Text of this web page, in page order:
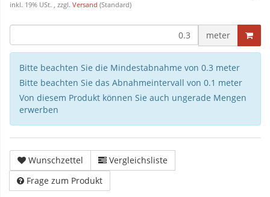
inkl. 19% USt. , zzgl. Versand (Standard)
meter
Bitte beachten Sie die Mindestabnahme von 0.3 meter
Bitte beachten Sie das Abnahmeintervall von 0.1 meter
Von diesem Produkt können Sie auch ungerade Mengen
erwerben
Wunschzettel
Vergleichsliste
Frage zum Produkt